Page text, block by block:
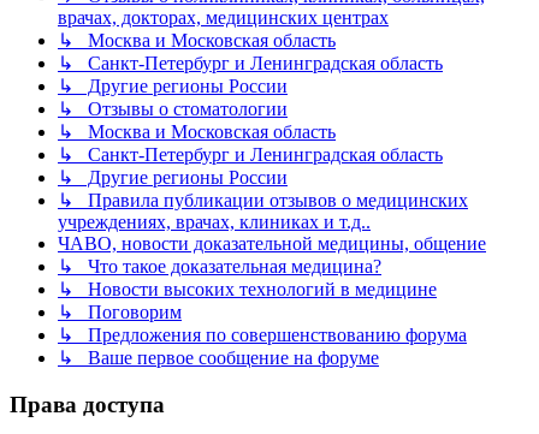
врачах, докторах, медицинских центрах
↳ Москва и Московская область
↳ Санкт-Петербург и Ленинградская область
↳ Другие регионы России
↳ Отзывы о стоматологии
↳ Москва и Московская область
↳ Санкт-Петербург и Ленинградская область
↳ Другие регионы России
↳ Правила публикации отзывов о медицинских
учреждениях, врачах, клиниках и т.д..
ЧАВО, новости доказательной медицины, общение
↳ Что такое доказательная медицина?
↳ Новости высоких технологий в медицине
↳ Поговорим
↳ Предложения по совершенствованию форума
↳ Ваше первое сообщение на форуме
Права доступа